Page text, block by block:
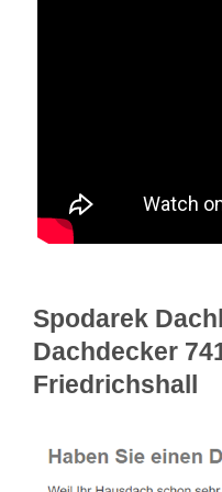
Spodarek
Dachdecker
Friedrichshall